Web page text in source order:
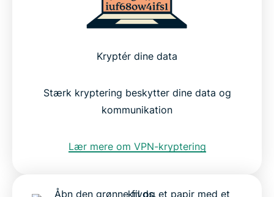
Kryptér dine data
Stærk kryptering beskytter dine data og
kommunikation
Lær mere om VPN-kryptering